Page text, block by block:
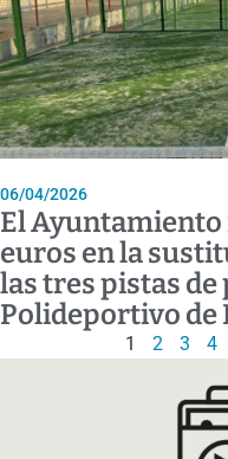
06/04/2026
El Ayuntamiento
euros en la
las tres pistas de
Polideportivo de
1 2 3 4